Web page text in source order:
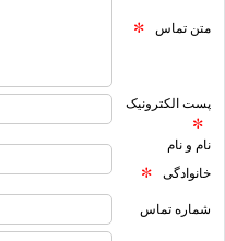
متن تماس
پست الکترونیک
نام و نام
خانوادگی
شماره تماس